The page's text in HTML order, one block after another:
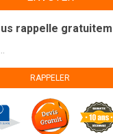
rappelle